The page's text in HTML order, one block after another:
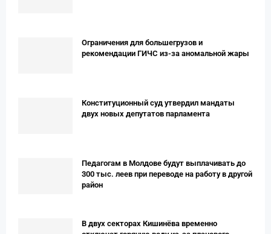
Ограничения для большегрузов и
рекомендации ГИЧС из-за аномальной жары
Конституционный суд утвердил мандаты
двух новых депутатов парламента
Педагогам в Молдове будут выплачивать до
300 тыс. леев при переводе на работу в другой
район
В двух секторах Кишинёва временно